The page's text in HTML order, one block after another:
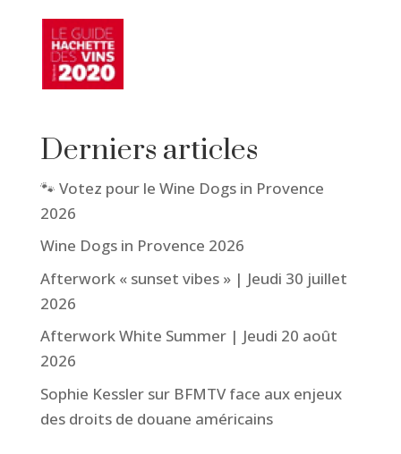
Derniers articles
🐾 Votez pour le Wine Dogs in Provence
2026
Wine Dogs in Provence 2026
Afterwork « sunset vibes » | Jeudi 30 juillet
2026
Afterwork White Summer | Jeudi 20 août
2026
Sophie Kessler sur BFMTV face aux enjeux
des droits de douane américains